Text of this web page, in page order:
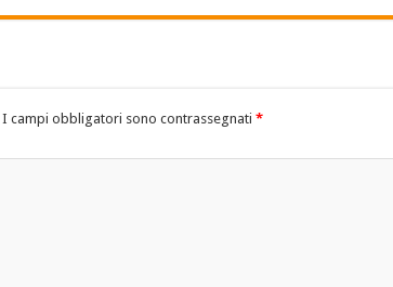
I campi obbligatori sono contrassegnati *